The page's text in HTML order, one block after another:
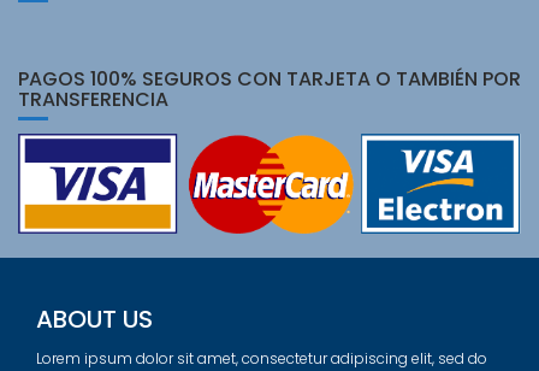
PAGOS 100% SEGUROS CON TARJETA O TAMBIÉN POR
TRANSFERENCIA
ABOUT US
Lorem ipsum dolor sit amet, consectetur adipiscing elit, sed do